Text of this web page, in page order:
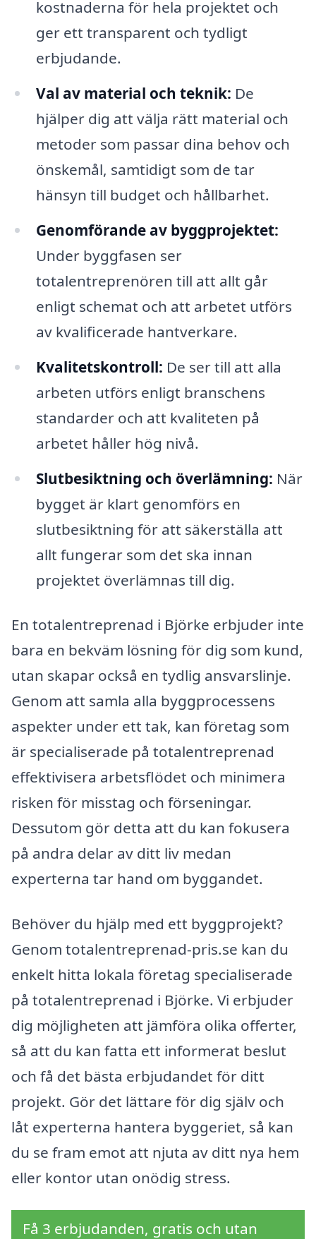
kostnaderna för hela projektet och
ger ett transparent och tydligt
erbjudande.
Val av material och teknik: De
hjälper dig att välja rätt material och
metoder som passar dina behov och
önskemål, samtidigt som de tar
hänsyn till budget och hållbarhet.
Genomförande av byggprojektet:
Under byggfasen ser
totalentreprenören till att allt går
enligt schemat och att arbetet utförs
av kvalificerade hantverkare.
Kvalitetskontroll: De ser till att alla
arbeten utförs enligt branschens
standarder och att kvaliteten på
arbetet håller hög nivå.
Slutbesiktning och överlämning: När
bygget är klart genomförs en
slutbesiktning för att säkerställa att
allt fungerar som det ska innan
projektet överlämnas till dig.
En totalentreprenad i Björke erbjuder inte
bara en bekväm lösning för dig som kund,
utan skapar också en tydlig ansvarslinje.
Genom att samla alla byggprocessens
aspekter under ett tak, kan företag som
är specialiserade på totalentreprenad
effektivisera arbetsflödet och minimera
risken för misstag och förseningar.
Dessutom gör detta att du kan fokusera
på andra delar av ditt liv medan
experterna tar hand om byggandet.
Behöver du hjälp med ett byggprojekt?
Genom totalentreprenad-pris.se kan du
enkelt hitta lokala företag specialiserade
på totalentreprenad i Björke. Vi erbjuder
dig möjligheten att jämföra olika offerter,
så att du kan fatta ett informerat beslut
och få det bästa erbjudandet för ditt
projekt. Gör det lättare för dig själv och
låt experterna hantera byggeriet, så kan
du se fram emot att njuta av ditt nya hem
eller kontor utan onödig stress.
Få 3 erbjudanden, gratis och utan